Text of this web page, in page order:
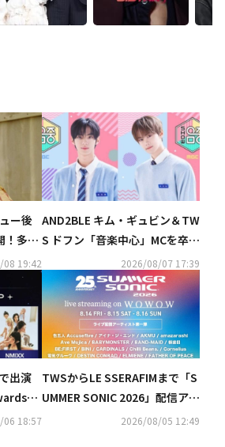
ー後
！多彩
19:42
AND2BLE キム・ギュビン＆TW
S ドフン「音楽中心」MCを卒業
へ“支えてくれた皆さんに感謝”
2026/08/07 17:39
出演
」
18:57
TWSからLE SSERAFIMまで「S
UMMER SONIC 2026」配信アー
ティスト第1弾公開2026/08/05 12:49